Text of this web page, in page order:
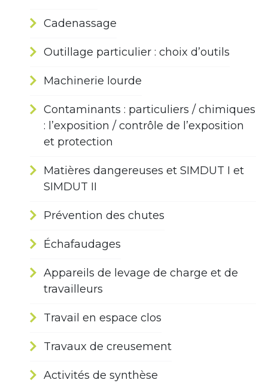
Cadenassage
Outillage particulier : choix d’outils
Machinerie lourde
Contaminants : particuliers / chimiques
: l’exposition / contrôle de l’exposition
et protection
Matières dangereuses et SIMDUT I et
SIMDUT II
Prévention des chutes
Échafaudages
Appareils de levage de charge et de
travailleurs
Travail en espace clos
Travaux de creusement
Activités de synthèse